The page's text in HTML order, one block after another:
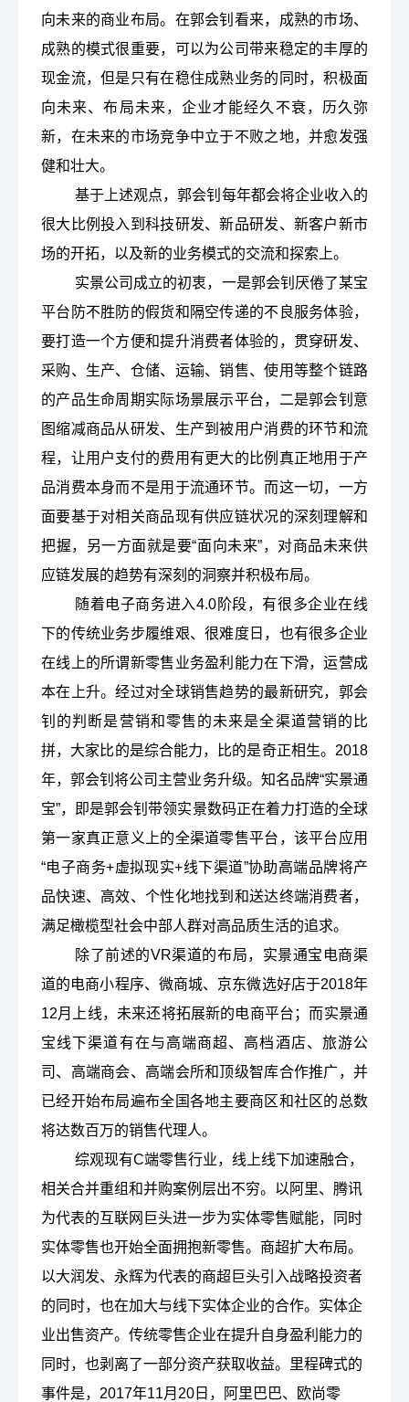
向未来的商业布局。在郭会钊看来，成熟的市场、
成熟的模式很重要，可以为公司带来稳定的丰厚的
现金流，但是只有在稳住成熟业务的同时，积极面
向未来、布局未来，企业才能经久不衰，历久弥
新，在未来的市场竞争中立于不败之地，并愈发强
健和壮大。
基于上述观点，郭会钊每年都会将企业收入的
很大比例投入到科技研发、新品研发、新客户新市
场的开拓，以及新的业务模式的交流和探索上。
实景公司成立的初衷，一是郭会钊厌倦了某宝
平台防不胜防的假货和隔空传递的不良服务体验，
要打造一个方便和提升消费者体验的，贯穿研发、
采购、生产、仓储、运输、销售、使用等整个链路
的产品生命周期实际场景展示平台，二是郭会钊意
图缩减商品从研发、生产到被用户消费的环节和流
程，让用户支付的费用有更大的比例真正地用于产
品消费本身而不是用于流通环节。而这一切，一方
面要基于对相关商品现有供应链状况的深刻理解和
把握，另一方面就是要“面向未来”，对商品未来供
应链发展的趋势有深刻的洞察并积极布局。
随着电子商务进入4.0阶段，有很多企业在线
下的传统业务步履维艰、很难度日，也有很多企业
在线上的所谓新零售业务盈利能力在下滑，运营成
本在上升。经过对全球销售趋势的最新研究，郭会
钊的判断是营销和零售的未来是全渠道营销的比
拼，大家比的是综合能力，比的是奇正相生。 2018
年，郭会钊将公司主营业务升级。知名品牌“实景通
宝”，即是郭会钊带领实景数码正在着力打造的全球
第一家真正意义上的全渠道零售平台，该平台应用
“电子商务+虚拟现实+线下渠道”协助高端品牌将产
品快速、高效、个性化地找到和送达终端消费者，
满足橄榄型社会中部人群对高品质生活的追求。
除了前述的VR渠道的布局，实景通宝电商渠
道的电商小程序、微商城、京东微选好店于2018年
12月上线，未来还将拓展新的电商平台；而实景通
宝线下渠道有在与高端商超、高档酒店、旅游公
司、高端商会、高端会所和顶级智库合作推广，并
已经开始布局遍布全国各地主要商区和社区的总数
将达数百万的销售代理人。
综观现有C端零售行业，线上线下加速融合，
相关合并重组和并购案例层出不穷。以阿里、腾讯
为代表的互联网巨头进一步为实体零售赋能，同时
实体零售也开始全面拥抱新零售。商超扩大布局。
以大润发、永辉为代表的商超巨头引入战略投资者
的同时，也在加大与线下实体企业的合作。实体企
业出售资产。传统零售企业在提升自身盈利能力的
同时，也剥离了一部分资产获取收益。
里程碑式的
事件是， 2017年11月20日，阿里巴巴、欧尚零